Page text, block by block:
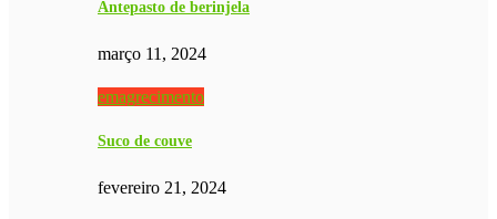
Antepasto de berinjela
março 11, 2024
emagrecimento
Suco de couve
fevereiro 21, 2024